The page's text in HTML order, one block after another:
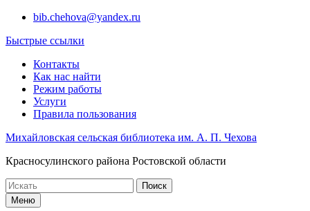
Перейти
содержимому
bib.chehova@yandex.ru
Быстрые ссылки
Контакты
Как нас найти
Режим работы
Услуги
Правила пользования
Михайловская сельская библиотека им. А. П. Чехова
Красносулинского района Ростовской области
Поиск
по:Меню